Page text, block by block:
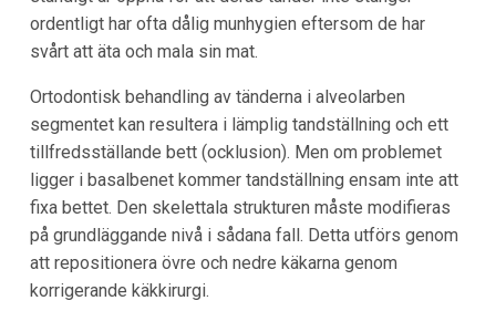
ordentligt har ofta dålig munhygien eftersom de har
svårt att äta och mala sin mat.
Ortodontisk behandling av tänderna i alveolarben
segmentet kan resultera i lämplig tandställning och ett
tillfredsställande bett (ocklusion). Men om problemet
ligger i basalbenet kommer tandställning ensam inte att
fixa bettet. Den skelettala strukturen måste modifieras
på grundläggande nivå i sådana fall. Detta utförs genom
att repositionera övre och nedre käkarna genom
korrigerande käkkirurgi.